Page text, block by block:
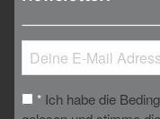
* Ich habe die